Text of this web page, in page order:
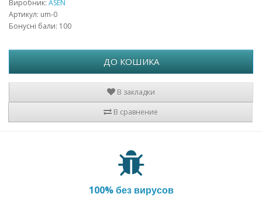
Виробник: ASEN
Артикул: um-0
Бонусні бали: 100
ДО КОШИКА
В закладки
В сравнение
100% без вирусов